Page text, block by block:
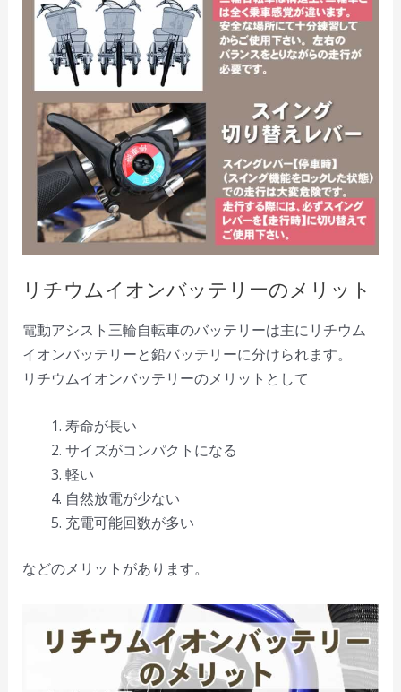
リチウムイオンバッテリーのメリット
電動アシスト三輪自転車のバッテリーは主にリチウム
イオンバッテリーと鉛バッテリーに分けられます。
リチウムイオンバッテリーのメリットとして
寿命が長い
サイズがコンパクトになる
軽い
自然放電が少ない
充電可能回数が多い
などのメリットがあります。